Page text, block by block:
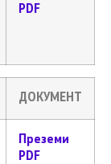
PDF
ДОКУМЕНТ
Преземи
PDF